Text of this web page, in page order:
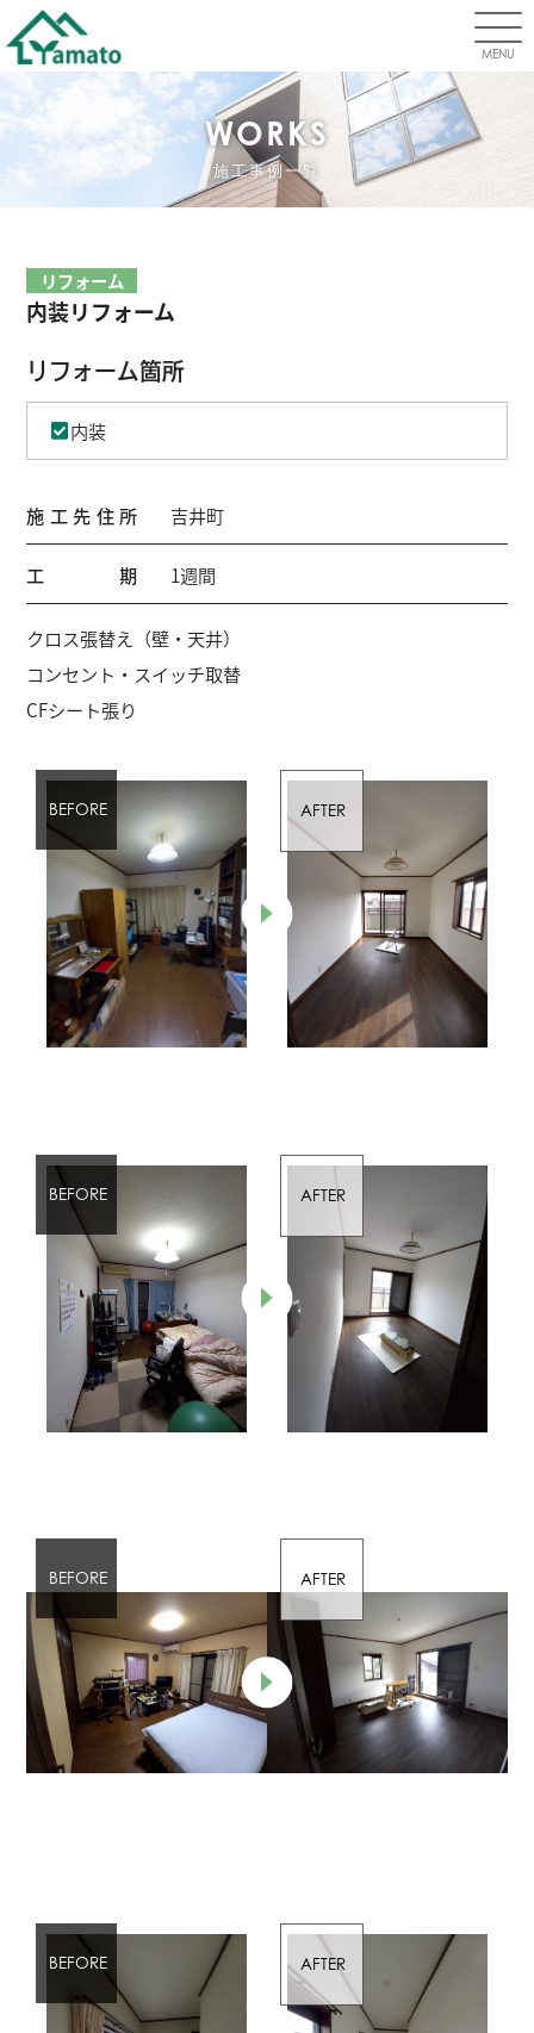
MENU
WORKS
施工事例一覧
リフォーム
内装リフォーム
リフォーム箇所
内装
施工先住所 吉井町
工期 1週間
クロス張替え（壁・天井）
コンセント・スイッチ取替
CFシート張り